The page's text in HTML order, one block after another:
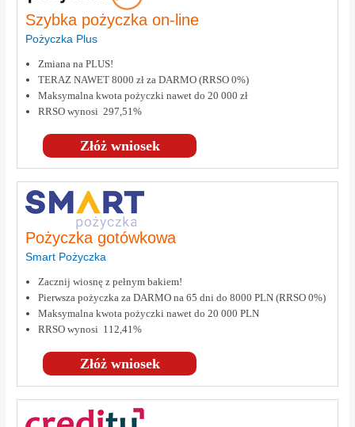
Szybka pożyczka on-line
Pożyczka Plus
Złóż wniosek
Zmiana na PLUS!
TERAZ NAWET 8000 zł za DARMO (RRSO 0%)
Maksymalna kwota pożyczki nawet do 20 000 zł
RRSO wynosi 297,51%
Pożyczka gotówkowa
Smart Pożyczka
Złóż wniosek
Zacznij wiosnę z pełnym bakiem!
Pierwsza pożyczka za DARMO na 65 dni do 8000 PLN (RRSO 0%)
Maksymalna kwota pożyczki nawet do 20 000 PLN
RRSO wynosi 112,41%